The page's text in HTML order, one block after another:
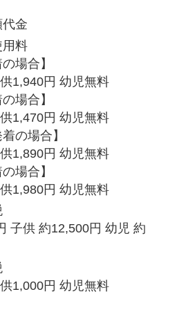
金
用料
場合】
1,940円 幼児無料
場合】
1,470円 幼児無料
の場合】
1,890円 幼児無料
場合】
1,980円 幼児無料
子供 約12,500円 幼児 約
1,000円 幼児無料